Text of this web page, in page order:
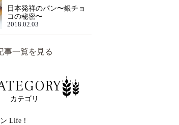
日本発祥のパン〜銀チョ
コの秘密〜
2018.02.03
事一覧を見る
カテゴリ
Life！